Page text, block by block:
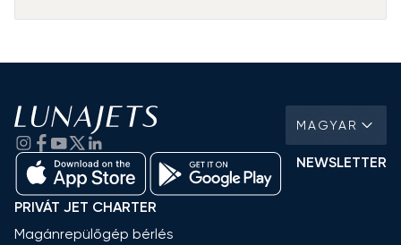
MAGYAR
NEWSLETTER
PRIVÁT JET CHARTER
Magánrepülőgép bérlés